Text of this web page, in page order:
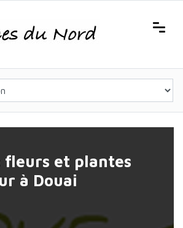
fleurs et plantes
à Douai